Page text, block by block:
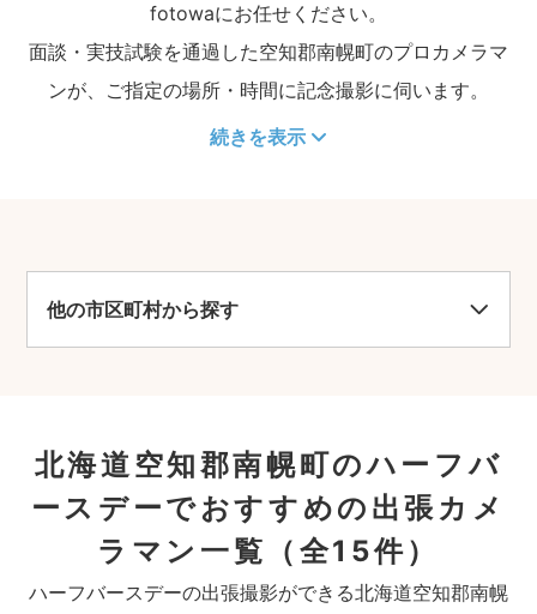
fotowaにお任せください。
面談・実技試験を通過した空知郡南幌町のプロカメラマ
ンが、ご指定の場所・時間に記念撮影に伺います。
続きを表示
他の市区町村から探す
北海道空知郡南幌町のハーフバ
ースデーでおすすめの出張カメ
ラマン一覧
（全15件）
ハーフバースデーの出張撮影ができる北海道空知郡南幌